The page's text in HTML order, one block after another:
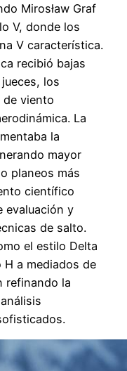
Mirosław Graf
V, donde los
V característica.
recibió bajas
los
de viento
La
la
mayor
planeos más
científico
evaluación y
de salto.
el estilo Delta
a mediados de
refinando la